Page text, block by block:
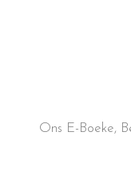
Ons E-Boeke,